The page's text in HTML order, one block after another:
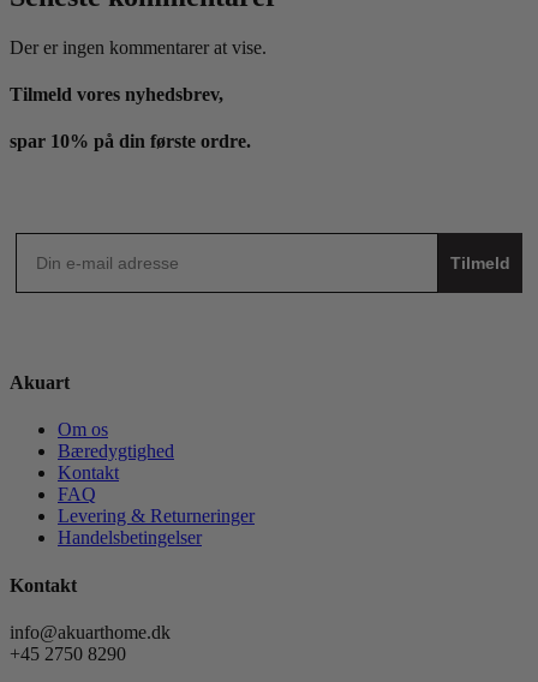
Der er ingen kommentarer at vise.
Tilmeld vores nyhedsbrev,
spar 10% på din første ordre.
Tilmeld
Akuart
Om os
Bæredygtighed
Kontakt
FAQ
Levering & Returneringer
Handelsbetingelser
Kontakt
info@akuarthome.dk
+45 2750 8290